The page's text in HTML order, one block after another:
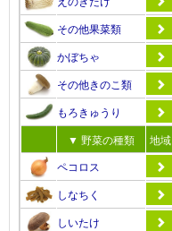
その他果菜類
かぼちゃ
その他きのこ類
もろきゅうり
▼ 野菜の種類
地域
ペコロス
しなちく
しいたけ